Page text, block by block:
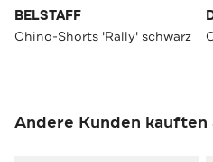
BELSTAFF
Chino-Shorts 'Rally' schwarz
Andere Kunden kauften